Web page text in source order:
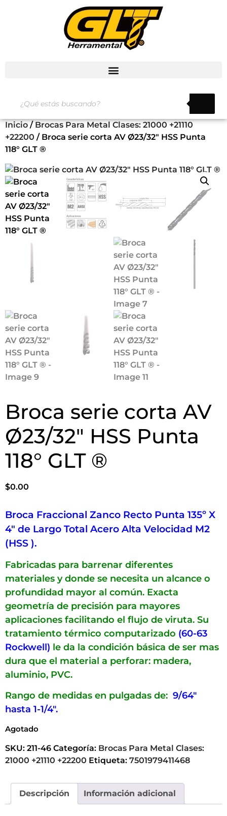
Inicio / Brocas Para Metal Clases: 21000 +21110
+22200 / Broca serie corta AV Ø23/32″ HSS Punta
118° GLT ®
Broca serie corta AV
Ø23/32″ HSS Punta
118° GLT ®
$0.00
Broca Fraccional Zanco Recto Punta 135º X
4″ de Largo Total Acero Alta Velocidad M2
(HSS ).
Fabricadas para barrenar diferentes
materiales y donde se necesita un alcance o
profundidad mayor al común. Exacta
geometría de precisión para mayores
aplicaciones facilitando el flujo de viruta. Su
tratamiento térmico computarizado (60-63
Rockwell) le da la condición básica de ser mas
dura que el material a perforar: madera,
aluminio, PVC.
Rango de medidas en pulgadas de: 9/64″
hasta 1-1/4″.
Agotado
SKU: 211-46 Categoría: Brocas Para Metal Clases:
21000 +21110 +22200 Etiqueta: 7501979411468
Descripción Información adicional